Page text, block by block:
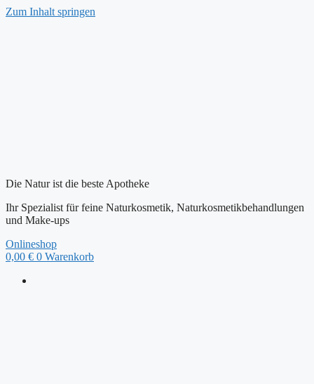
Zum Inhalt springen
Die Natur ist die beste Apotheke
Ihr Spezialist für feine Naturkosmetik, Naturkosmetikbehandlungen
und Make-ups
Onlineshop
0,00 € 0 Warenkorb